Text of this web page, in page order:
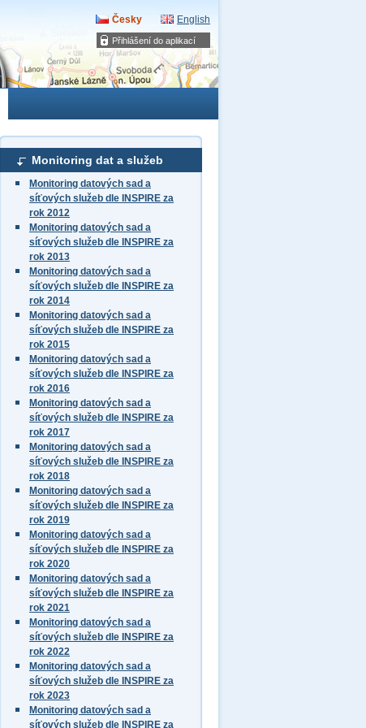
Přihlášení do aplikací
Česky English
Monitoring dat a služeb
Monitoring datových sad a
síťových služeb dle INSPIRE za
rok 2012
Monitoring datových sad a
síťových služeb dle INSPIRE za
rok 2013
Monitoring datových sad a
síťových služeb dle INSPIRE za
rok 2014
Monitoring datových sad a
síťových služeb dle INSPIRE za
rok 2015
Monitoring datových sad a
síťových služeb dle INSPIRE za
rok 2016
Monitoring datových sad a
síťových služeb dle INSPIRE za
rok 2017
Monitoring datových sad a
síťových služeb dle INSPIRE za
rok 2018
Monitoring datových sad a
síťových služeb dle INSPIRE za
rok 2019
Monitoring datových sad a
síťových služeb dle INSPIRE za
rok 2020
Monitoring datových sad a
síťových služeb dle INSPIRE za
rok 2021
Monitoring datových sad a
síťových služeb dle INSPIRE za
rok 2022
Monitoring datových sad a
síťových služeb dle INSPIRE za
rok 2023
Monitoring datových sad a
síťových služeb dle INSPIRE za